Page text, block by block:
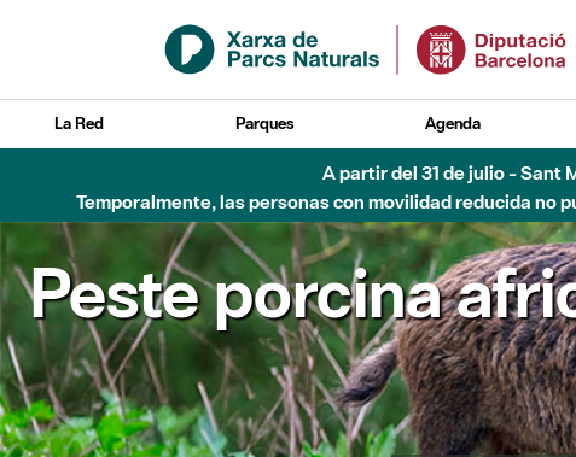
Saltar al contenido principal
La Red Parques Agenda
A partir del 31 de julio - Sant
Temporalmente, las personas con movilidad reducida no
Peste porcina